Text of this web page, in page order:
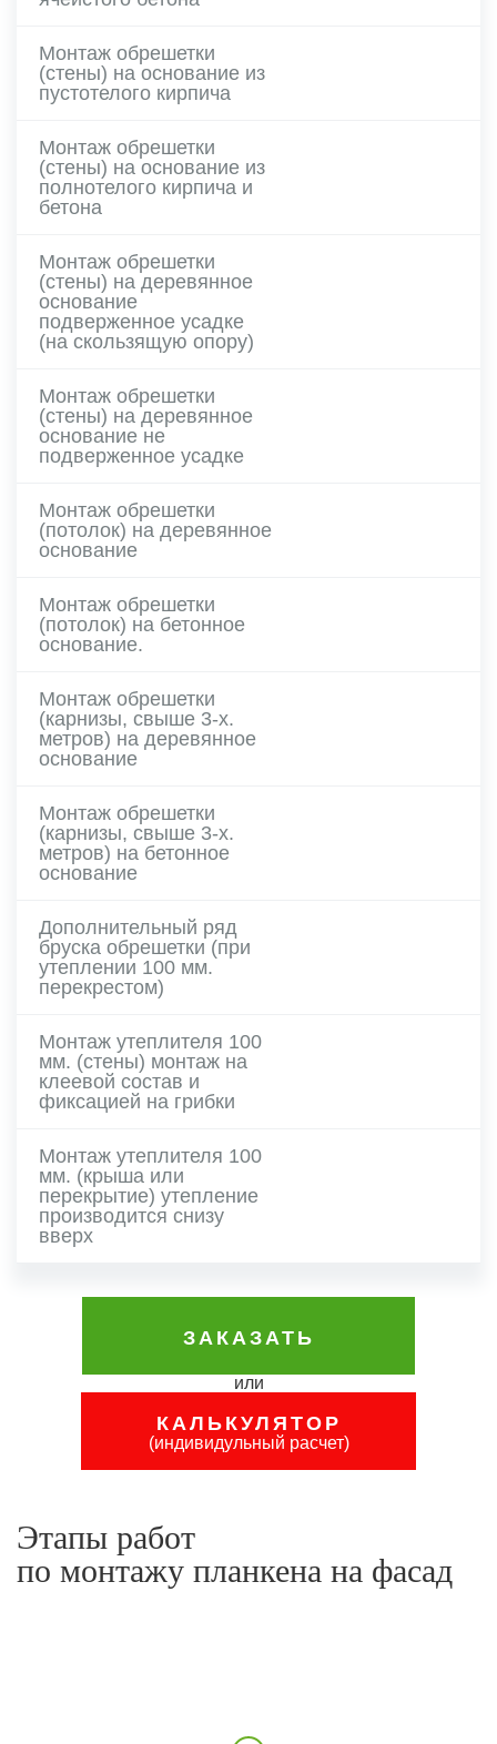
Монтаж обрешетки
(стены) на основание из
пустотелого кирпича
Монтаж обрешетки
(стены) на основание из
полнотелого кирпича и
бетона
Монтаж обрешетки
(стены) на деревянное
основание
подверженное усадке
(на скользящую опору)
Монтаж обрешетки
(стены) на деревянное
основание не
подверженное усадке
Монтаж обрешетки
(потолок) на деревянное
основание
Монтаж обрешетки
(потолок) на бетонное
основание.
Монтаж обрешетки
(карнизы, свыше 3-х.
метров) на деревянное
основание
Монтаж обрешетки
(карнизы, свыше 3-х.
метров) на бетонное
основание
Дополнительный ряд
бруска обрешетки (при
утеплении 100 мм.
перекрестом)
Монтаж утеплителя 100
мм. (стены) монтаж на
клеевой состав и
фиксацией на грибки
Монтаж утеплителя 100
мм. (крыша или
перекрытие) утепление
производится снизу
вверх
ЗАКАЗАТЬ
КАЛЬКУЛЯТОР
(индивидульный расчет)
Этапы работ
по монтажу планкена на фасад